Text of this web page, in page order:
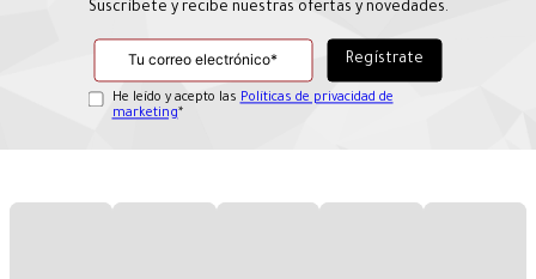
Suscríbete y recibe nuestras ofertas y novedades.
He leído y acepto las Políticas de privacidad de
marketing*